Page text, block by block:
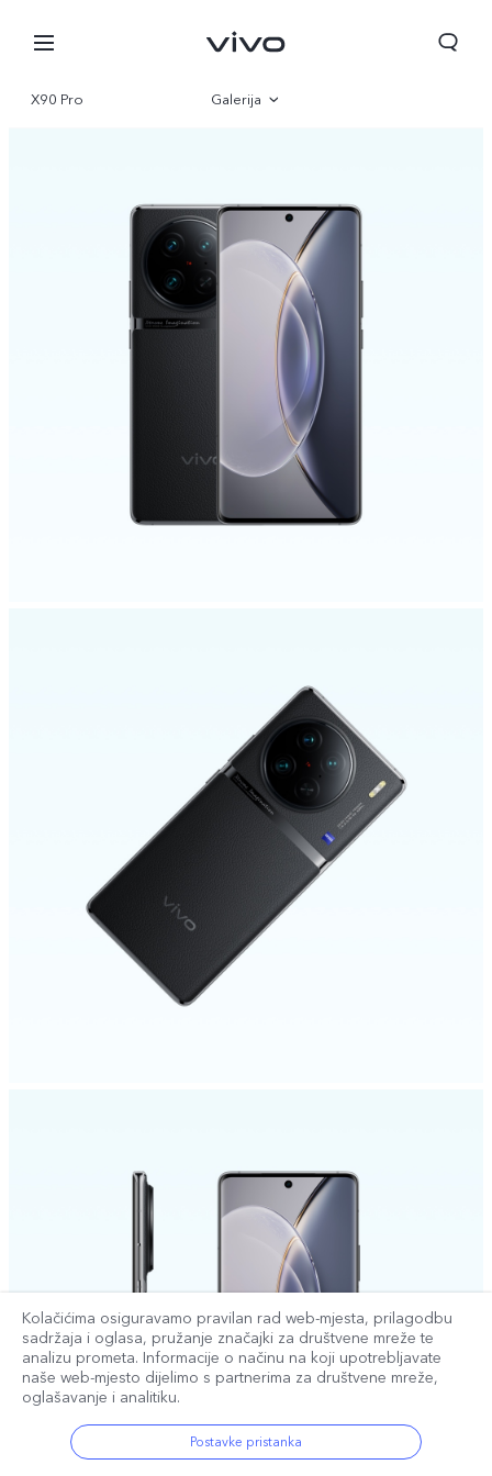
X90 Pro Galerija
Specifikacije
Kolačićima osiguravamo pravilan rad web-mjesta, prilagodbu
sadržaja i oglasa, pružanje značajki za društvene mreže te
analizu prometa. Informacije o načinu na koji upotrebljavate
naše web-mjesto dijelimo s partnerima za društvene mreže,
oglašavanje i analitiku.
Postavke pristanka